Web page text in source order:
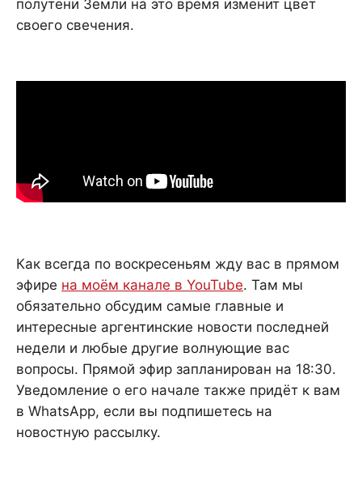
полутени Земли на это время изменит цвет
своего свечения.
Как всегда по воскресеньям жду вас в прямом
эфире на моём канале в YouTube. Там мы
обязательно обсудим самые главные и
интересные аргентинские новости последней
недели и любые другие волнующие вас
вопросы. Прямой эфир запланирован на 18:30.
Уведомление о его начале также придёт к вам
в WhatsApp, если вы подпишетесь на
новостную рассылку.